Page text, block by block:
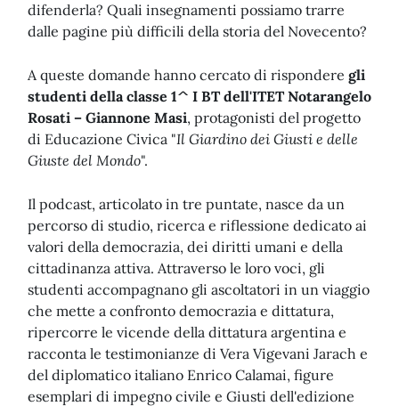
difenderla? Quali insegnamenti possiamo trarre
dalle pagine più difficili della storia del Novecento?
A queste domande hanno cercato di rispondere gli
studenti della classe 1^ I BT dell'ITET Notarangelo
Rosati – Giannone Masi, protagonisti del progetto
di Educazione Civica "Il Giardino dei Giusti e delle
Giuste del Mondo".
Il podcast, articolato in tre puntate, nasce da un
percorso di studio, ricerca e riflessione dedicato ai
valori della democrazia, dei diritti umani e della
cittadinanza attiva. Attraverso le loro voci, gli
studenti accompagnano gli ascoltatori in un viaggio
che mette a confronto democrazia e dittatura,
ripercorre le vicende della dittatura argentina e
racconta le testimonianze di Vera Vigevani Jarach e
del diplomatico italiano Enrico Calamai, figure
esemplari di impegno civile e Giusti dell'edizione